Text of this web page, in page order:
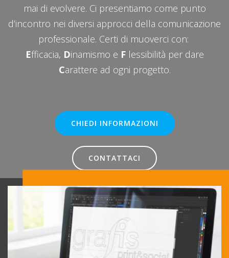
mai di evolvere. Ci presentiamo come punto
d’incontro nei diversi approcci della comunicazione
professionale. Certi di muoverci con:
Efficacia, Dinamismo e F lessibilità per dare
Carattere ad ogni progetto.
CHIEDI INFORMAZIONI
CONTATTACI